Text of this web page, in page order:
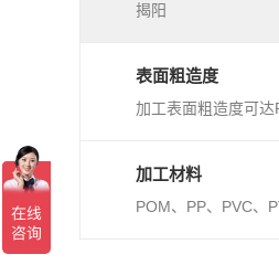
揭阳
表面粗造度
加工表面粗造度可达
加工材料
POM、PP、PVC、